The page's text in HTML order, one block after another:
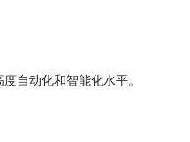
自动化和智能化水平。